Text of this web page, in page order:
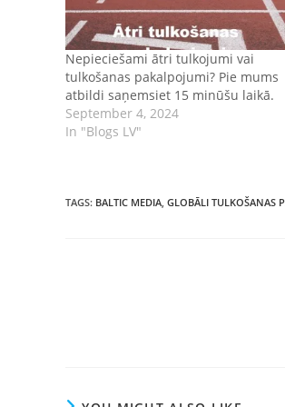
Nepieciešami ātri tulkojumi vai
tulkošanas pakalpojumi? Pie mums
atbildi saņemsiet 15 minūšu laikā.
September 4, 2024
In "Blogs LV"
TAGS: BALTIC MEDIA, GLOBĀLI TULKOŠANAS